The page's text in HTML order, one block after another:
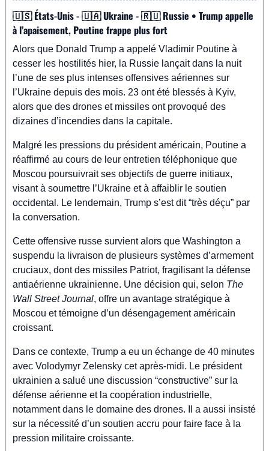
🇺🇸 États-Unis - 🇺🇦 Ukraine - 🇷🇺 Russie • Trump appelle
à l’apaisement, Poutine frappe plus fort
Alors que Donald Trump a appelé Vladimir Poutine à
cesser les hostilités hier, la Russie lançait dans la nuit
l’une de ses plus intenses offensives aériennes sur
l’Ukraine depuis des mois. 23 ont été blessés à Kyiv,
alors que des drones et missiles ont provoqué des
dizaines d’incendies dans la capitale.
Malgré les pressions du président américain, Poutine a
réaffirmé au cours de leur entretien téléphonique que
Moscou poursuivrait ses objectifs de guerre initiaux,
visant à soumettre l’Ukraine et à affaiblir le soutien
occidental. Le lendemain, Trump s’est dit “très déçu” par
la conversation.
Cette offensive russe survient alors que Washington a
suspendu la livraison de plusieurs systèmes d’armement
cruciaux, dont des missiles Patriot, fragilisant la défense
antiaérienne ukrainienne. Une décision qui, selon The
Wall Street Journal, offre un avantage stratégique à
Moscou et témoigne d’un désengagement américain
croissant.
Dans ce contexte, Trump a eu un échange de 40 minutes
avec Volodymyr Zelensky cet après-midi. Le président
ukrainien a salué une discussion “constructive” sur la
défense aérienne et la coopération industrielle,
notamment dans le domaine des drones. Il a aussi insisté
sur la nécessité d’un soutien accru pour faire face à la
pression militaire croissante.